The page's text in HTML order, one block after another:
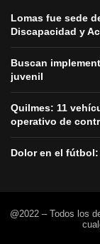
Lomas fue sede
Discapacidad y
Buscan
juvenil
Quilmes: 11
operativo de
Dolor en el
@2022 – Todos los